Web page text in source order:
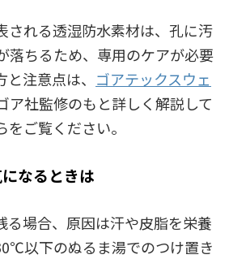
される透湿防水素材は、孔に汚
落ちるため、専用のケアが必要
注意点は、 ゴアテックスウェ
ア社監修のもと詳しく解説して
ご覧ください。
なるときは
る場合、原因は汗や皮脂を栄養
以下のぬるま湯でのつけ置き